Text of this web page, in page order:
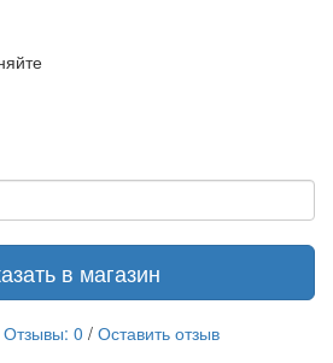
в магазин
Отзывы: 0 / Оставить отзыв